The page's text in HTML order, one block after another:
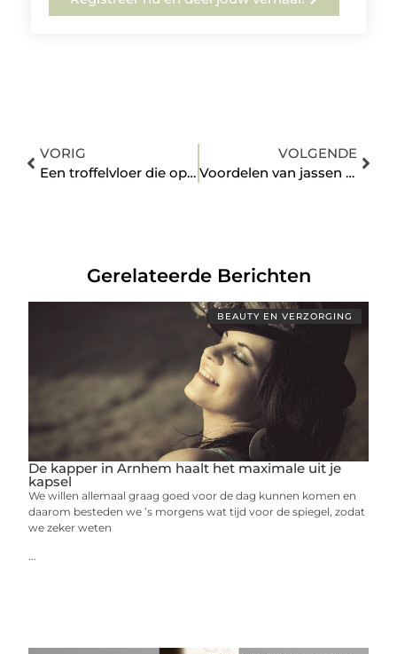
VORIG
Een troffelvloer die optimale veiligheid biedt
VOLGENDE
Voordelen van jassen laten bedrukken
Gerelateerde Berichten
BEAUTY EN VERZORGING
De kapper in Arnhem haalt het maximale uit je
kapsel
We willen allemaal graag goed voor de dag kunnen komen en
daarom besteden we ’s morgens wat tijd voor de spiegel, zodat
we zeker weten